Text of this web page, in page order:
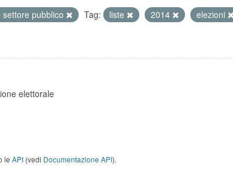
pubblico Tag: liste 2014
elezioni
elettorale
le API (vedi Documentazione API).